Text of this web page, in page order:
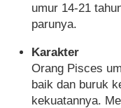
umur 14-21
parunya.
Karakter
Orang Pisces
baik dan buruk
kekuatannya.